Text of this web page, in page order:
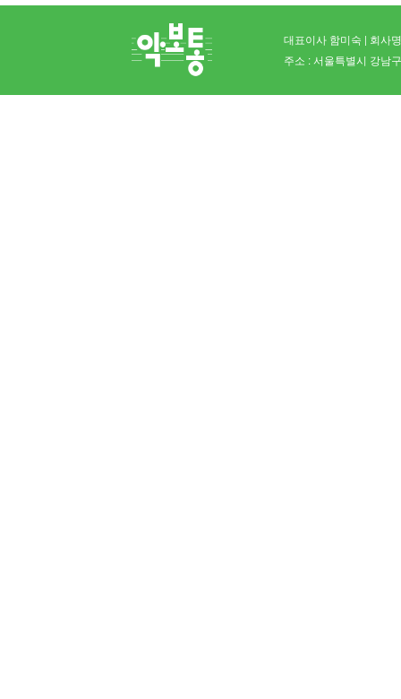
대표이사 함미숙 | 회사
주소 : 서울특별시 강남